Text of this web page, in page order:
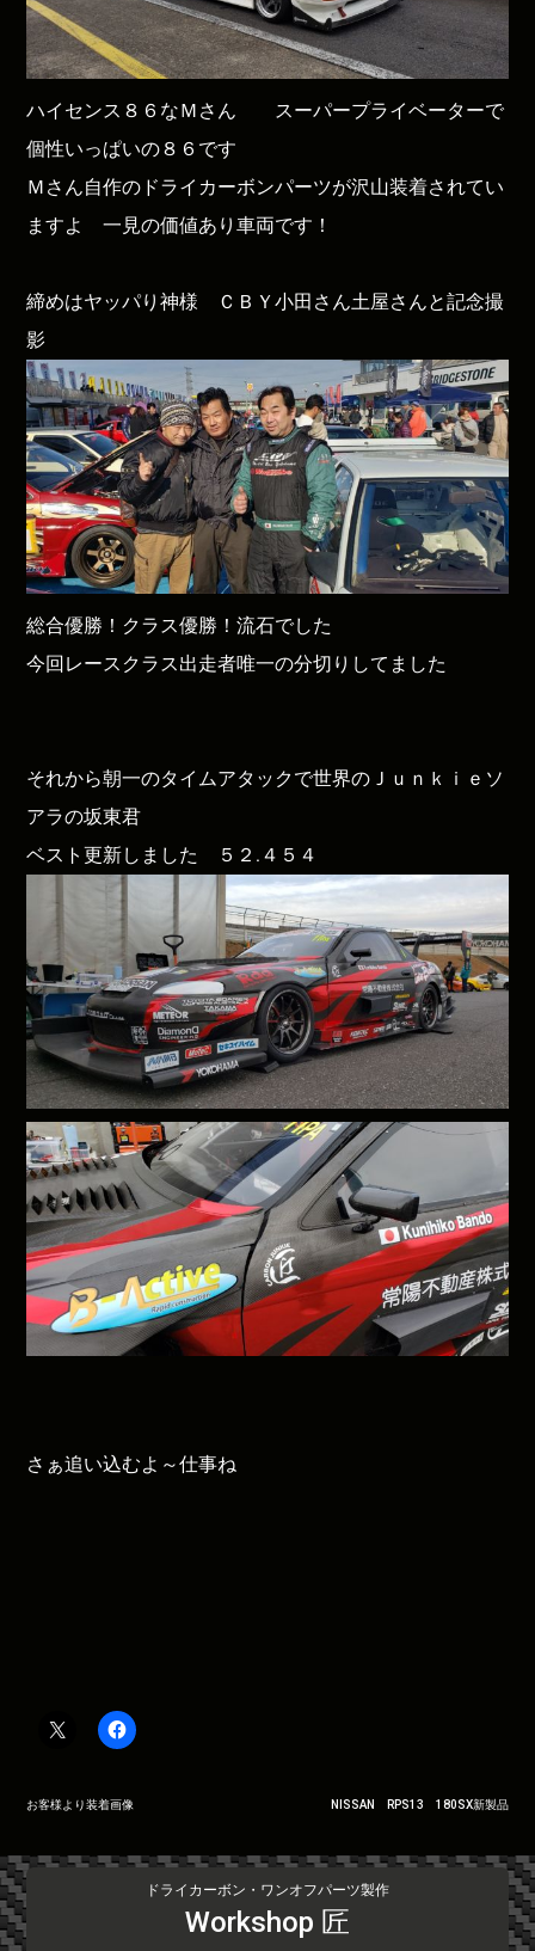
ハイセンス８６なＭさん スーパープライベーターで
個性いっぱいの８６です
Ｍさん自作のドライカーボンパーツが沢山装着されてい
ますよ 一見の価値あり車両です！
締めはヤッパり神様 ＣＢＹ小田さん土屋さんと記念撮
影
総合優勝！クラス優勝！流石でした
今回レースクラス出走者唯一の分切りしてました
それから朝一のタイムアタックで世界のＪｕｎｋｉｅソ
アラの坂東君
ベスト更新しました ５２.４５４
さぁ追い込むよ～仕事ね
投
ナ
ビ
ゲ
ー
お客様より装着画像 NISSAN RPS13 180SX新製品
ドライカーボン・ワンオフパーツ製作
Workshop 匠